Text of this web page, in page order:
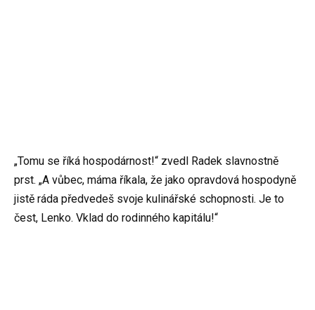
„Tomu se říká hospodárnost!“ zvedl Radek slavnostně
prst. „A vůbec, máma říkala, že jako opravdová hospodyně
jistě ráda předvedeš svoje kulinářské schopnosti. Je to
čest, Lenko. Vklad do rodinného kapitálu!“